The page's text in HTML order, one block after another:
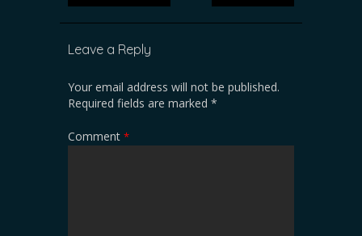
Leave a Reply
Your email address will not be published.
Required fields are marked *
Comment *